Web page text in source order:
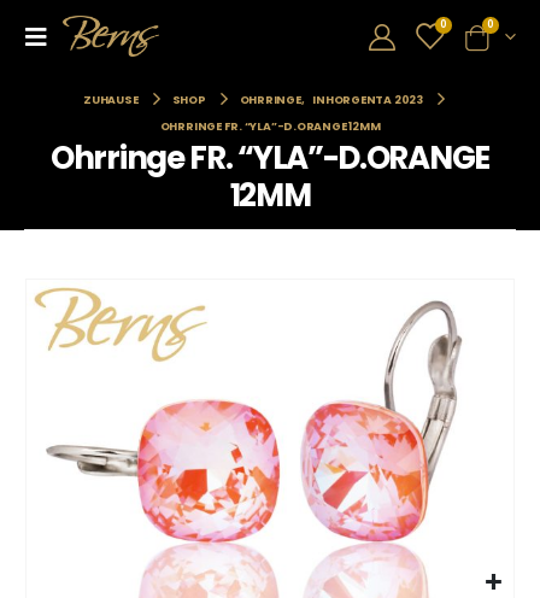
0 0
ZUHAUSE SHOP OHRRINGE,
INHORGENTA 2023
OHRRINGE FR. “YLA”-D.ORANGE 12MM
Ohrringe FR. “YLA”-D.ORANGE
12MM